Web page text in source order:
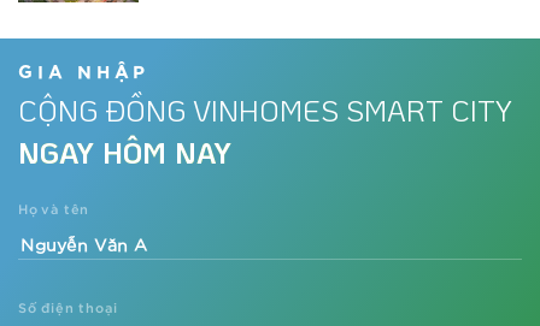
Vinhomes ra mắt phân khu ‘chuẩn Mỹ’
GIA NHẬP
CỘNG ĐỒNG VINHOMES SMART CITY
NGAY HÔM NAY
Họ và tên
Số điện thoại